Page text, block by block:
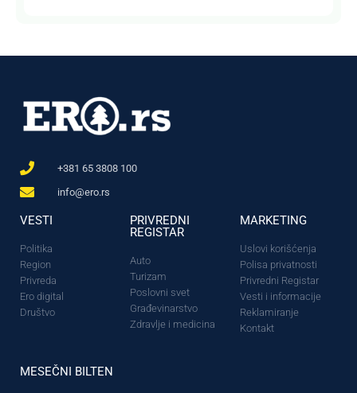
+381 65 3808 100
info@ero.rs
VESTI
Politika
Region
Privreda
Ero digital
Društvo
PRIVREDNI
REGISTAR
Auto
Turizam
Poslovni svet
Građevinarstvo
Zdravlje i medicina
MARKETING
Uslovi korišćenja
Polisa privatnosti
Privredni Registar
Vesti i informacije
Reklamiranje
Kontakt
MESEČNI BILTEN